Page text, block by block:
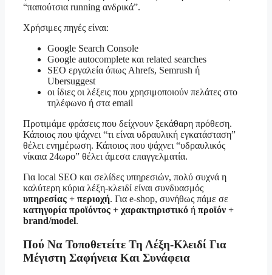
“παπούτσια running ανδρικά”.
Χρήσιμες πηγές είναι:
Google Search Console
Google autocomplete και related searches
SEO εργαλεία όπως Ahrefs, Semrush ή
Ubersuggest
οι ίδιες οι λέξεις που χρησιμοποιούν πελάτες στο
τηλέφωνο ή στα email
Προτιμάμε φράσεις που δείχνουν ξεκάθαρη πρόθεση.
Κάποιος που ψάχνει “τι είναι υδραυλική εγκατάσταση”
θέλει ενημέρωση. Κάποιος που ψάχνει “υδραυλικός
νίκαια 24ωρο” θέλει άμεσα επαγγελματία.
Για local SEO και σελίδες υπηρεσιών, πολύ συχνά η
καλύτερη κύρια λέξη-κλειδί είναι συνδυασμός
υπηρεσίας + περιοχή. Για e-shop, συνήθως πάμε σε
κατηγορία προϊόντος + χαρακτηριστικό ή προϊόν +
brand/model.
Πού Να Τοποθετείτε Τη Λέξη-Κλειδί Για
Μέγιστη Σαφήνεια Και Συνάφεια